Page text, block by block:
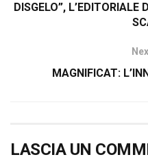
DISGELO”, L’EDITORIALE
MAGNIFICAT:
LASCIA UN